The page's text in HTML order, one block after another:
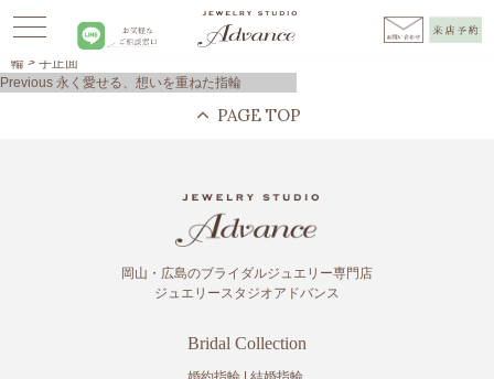
>お客様の声> ブライダルジュエリー>
永く愛せる、想いを重ねた指
輪 > 手正面
投
Previous Previous
永く愛せる、想いを重ねた指輪
岡山・広島のブライダルジュエリー専門店
ジュエリースタジオアドバンス
Bridal Collection